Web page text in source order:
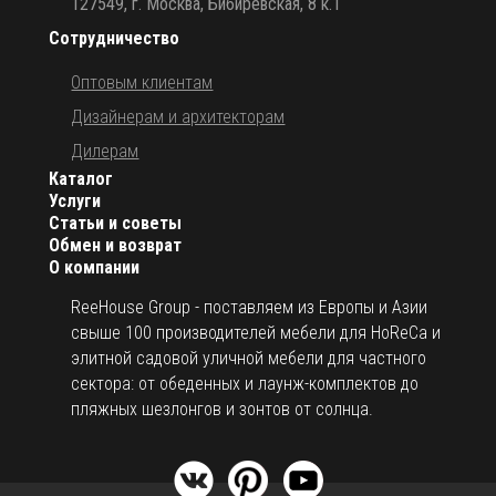
О компании
ReeHouse Group - поставляем из Европы и Азии
свыше 100 производителей мебели для HoReCa и
элитной садовой уличной мебели для частного
сектора: от обеденных и лаунж-комплектов до
пляжных шезлонгов и зонтов от солнца.
Каталог
Услуги
Статьи и советы
Обмен и возврат
Сотрудничество
Оптовым клиентам
Дизайнерам и архитекторам
Дилерам